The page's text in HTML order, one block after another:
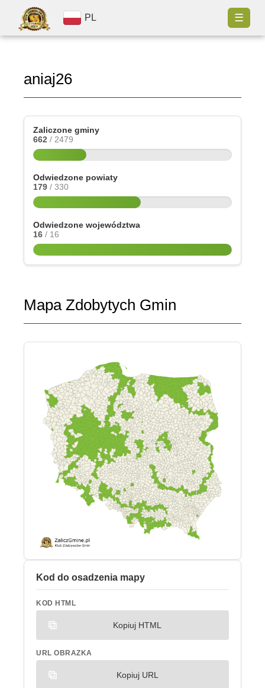
PL ☰
aniaj26
Zaliczone gminy
662 / 2479
Odwiedzone powiaty
179 / 330
Odwiedzone województwa
16 / 16
Mapa Zdobytych Gmin
Kod do osadzenia mapy
KOD HTML
Kopiuj HTML
URL OBRAZKA
Kopiuj URL